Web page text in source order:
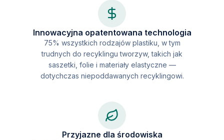
Innowacyjna opatentowana technologia
75% wszystkich rodzajów plastiku, w tym
trudnych do recyklingu tworzyw, takich jak
saszetki, folie i materiały elastyczne —
dotychczas niepoddawanych recyklingowi.
Przyjazne dla środowiska